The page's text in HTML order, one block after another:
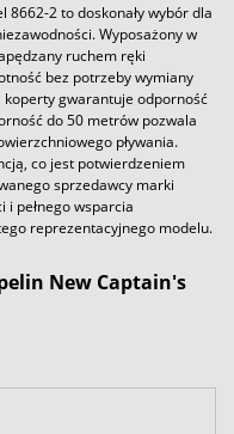
2 to doskonały wybór dla
Wyposażony w
ruchem ręki
bez potrzeby wymiany
gwarantuje odporność
do 50 metrów pozwala
pływania.
co jest potwierdzeniem
sprzedawcy marki
i pełnego wsparcia
reprezentacyjnego modelu.
New Captain's